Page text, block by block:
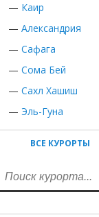
— Каир
— Александрия
— Сафага
— Сома Бей
— Сахл Хашиш
— Эль-Гуна
ВСЕ КУРОРТЫ